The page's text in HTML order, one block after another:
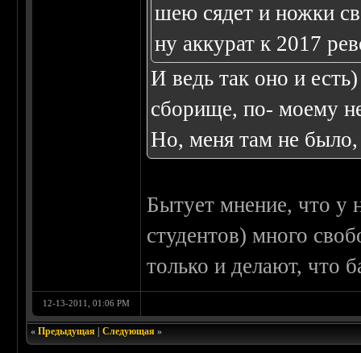
шею сядет и ножки
ну аккурат к 2017
И ведь так оно и
сборище, по- моему
Но, меня там не было,
Бытует мнение, что у
студентов) много
только и делают, что
12-13-2011, 01:06 PM
«Предыдущая |Следующая »